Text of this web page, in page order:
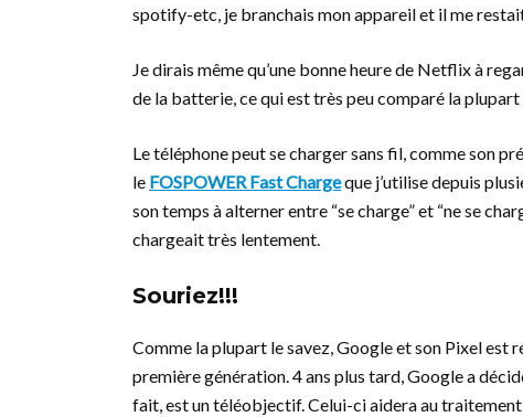
spotify-etc, je branchais mon appareil et il me
Je dirais même qu’une bonne heure de Netflix à
de la batterie, ce qui est très peu comparé la
Le téléphone peut se charger sans fil, comme son
le FOSPOWER Fast Chargeque j’utilise depuis
son temps à alterner entre “se charge” et “ne se
chargeait très lentement.
Souriez!!!
Comme la plupart le savez, Google et son Pixel
première génération. 4 ans plus tard, Google a
fait, est un téléobjectif. Celui-ci aidera au traitement